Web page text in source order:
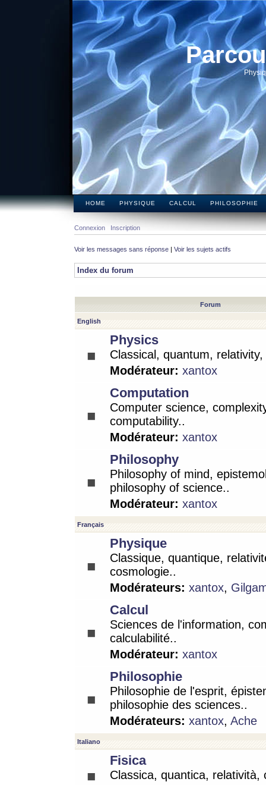
HOME PHYSIQUE CALCUL PHILOSOPHIE
Connexion Inscription
Voir les messages sans réponse | Voir les sujets actifs
Index du forum
Forum
English
Physics
Classical, quantum,
Modérateur: xantox
Computation
Computer science,
computability..
Modérateur: xantox
Philosophy
Philosophy of mind,
philosophy of science..
Modérateur: xantox
Français
Physique
Classique, quantique,
cosmologie..
Modérateurs: xantox,
Calcul
Sciences de l'information,
calculabilité..
Modérateur: xantox
Philosophie
Philosophie de l'esprit,
philosophie des sciences..
Modérateurs: xantox, Ache
Italiano
Fisica
Classica, quantica, relatività,